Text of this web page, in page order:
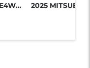
2026 GMC HUMMER EV SUV E4WD 4DR 2X...